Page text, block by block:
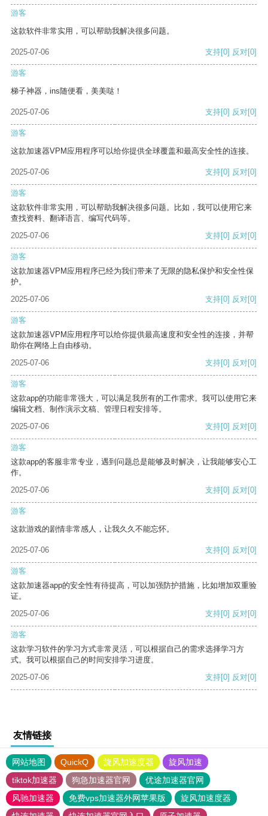
游客
这款软件非常实用，可以帮助我解决很多问题。
2025-07-06 支持[0] 反对[0]
游客
梯子神器，ins随便看，美美哒！
2025-07-06 支持[0] 反对[0]
游客
这款加速器VPM应用程序可以给你提供全球覆盖和最高安全性的连接。
2025-07-06 支持[0] 反对[0]
游客
这款软件非常实用，可以帮助我解决很多问题。比如，我可以使用它来
查找资料、翻译语言、编写代码等。
2025-07-06
支持[0] 反对[0]
游客
这款加速器VPM应用程序已经为我们带来了无限的隐私保护和安全性保
护。
2025-07-06
支持[0] 反对[0]
游客
这款加速器VPM应用程序可以给你提供最高速度和安全性的连接，并帮
助你在网络上自由移动。
2025-07-06
支持[0] 反对[0]
游客
这款app的功能非常强大，可以满足我所有的工作需求。我可以使用它来
编辑文档、制作演示文稿、管理日程安排等。
2025-07-06
支持[0] 反对[0]
游客
这款app的客服非常专业，遇到问题总是能够及时解决，让我能够安心工
作。
2025-07-06
支持[0] 反对[0]
游客
这款游戏的剧情非常感人，让我久久不能忘怀。
2025-07-06 支持[0] 反对[0]
游客
这款加速器app的安全性有待提高，可以加强防护措施，比如增加双重验
证。
2025-07-06
支持[0] 反对[0]
游客
这款学习软件的学习方式非常灵活，可以根据自己的需求选择学习方
式。我可以根据自己的时间安排学习进度。
2025-07-06
支持[0] 反对[0]
友情链接
网站地图 QuickQ 旋风加速度器
旋风加速
tiktok加速器
狗急加速器官网
优途加速器官网
风驰加速器
免费vps加速器外网苹果版
旋风加速度器